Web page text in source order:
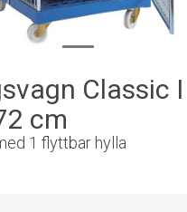
Classic I
cm
1 flyttbar hylla